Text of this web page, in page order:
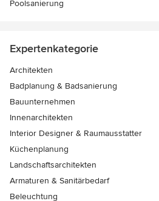
Poolsanierung
Expertenkategorie
Architekten
Badplanung & Badsanierung
Bauunternehmen
Innenarchitekten
Interior Designer & Raumausstatter
Küchenplanung
Landschaftsarchitekten
Armaturen & Sanitärbedarf
Beleuchtung